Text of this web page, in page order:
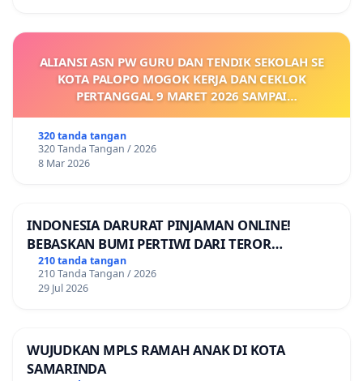
ALIANSI ASN PW GURU DAN TENDIK SEKOLAH SE
KOTA PALOPO MOGOK KERJA DAN CEKLOK
PERTANGGAL 9 MARET 2026 SAMPAI
KEJELASAN SUMBER GAJI POKOK
320 tanda tangan
320 Tanda Tangan / 2026
8 Mar 2026
INDONESIA DARURAT PINJAMAN ONLINE!
BEBASKAN BUMI PERTIWI DARI TEROR
PINJAMAN ONLINE! TUTUP PINJOL!
210 tanda tangan
210 Tanda Tangan / 2026
29 Jul 2026
WUJUDKAN MPLS RAMAH ANAK DI KOTA
SAMARINDA